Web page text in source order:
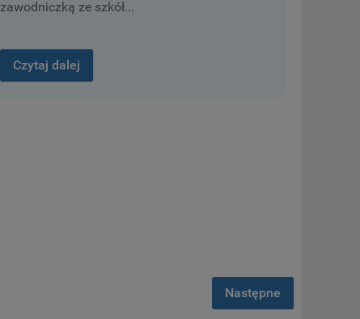
zawodniczką ze szkół...
Czytaj dalej
Następne